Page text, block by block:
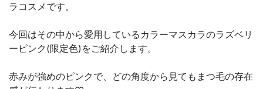
ラコスメです。
今回はその中から愛用しているカラーマスカラのラズベリ
ーピンク(限定色)をご紹介します。
赤みが強めのピンクで、どの角度から見てもまつ毛の存在